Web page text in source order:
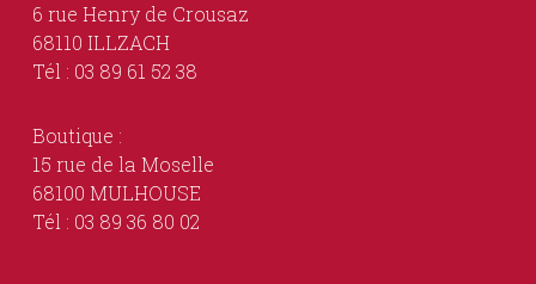
6 rue Henry de Crousaz
68110 ILLZACH
Tél : 03 89 61 52 38
Boutique :
15 rue de la Moselle
68100 MULHOUSE
Tél : 03 89 36 80 02